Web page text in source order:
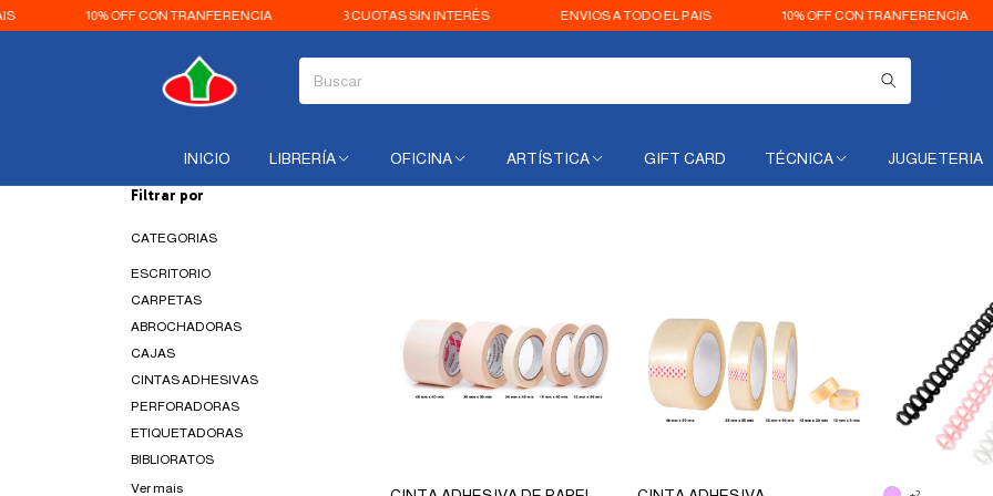
OFF CON TRANFERENCIA 3 CUOTAS SIN INTERÉS ENVIOS A TODO EL PAIS 10% OFF CON TRANFERENCIA 3
INICIO LIBRERÍA OFICINA ARTÍSTICA GIFT CARD TÉCNICA JUGUETERIA
Filtrar por
CATEGORIAS
ESCRITORIO
CARPETAS
ABROCHADORAS
CAJAS
CINTAS ADHESIVAS
PERFORADORAS
ETIQUETADORAS
BIBLIORATOS
Ver mais